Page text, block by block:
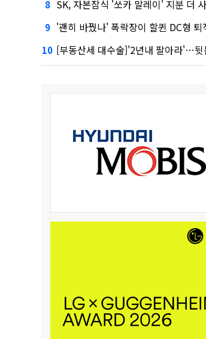
8 SK, 자본잠식 '쏘카 말레이' 지분 더
9 '괜히 바꿨나' 폭락장이 할퀸 DC형 퇴직연금…전문
10 [부동산세 대수술]'2년내 팔아라'…뒷문은